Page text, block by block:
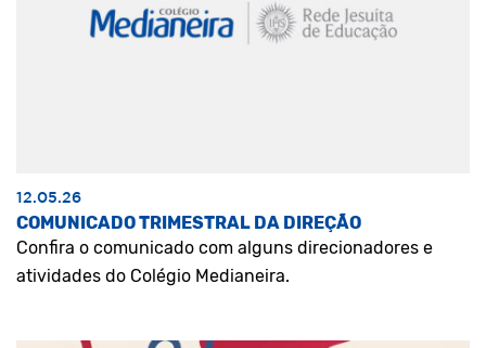
12.05.26
COMUNICADO TRIMESTRAL DA DIREÇÃO
Confira o comunicado com alguns direcionadores e
atividades do Colégio Medianeira.